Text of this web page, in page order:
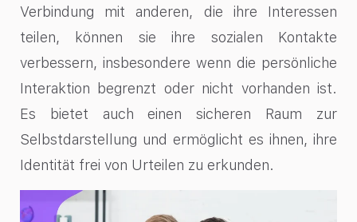
Verbindung mit anderen, die ihre Interessen
teilen, können sie ihre sozialen Kontakte
verbessern, insbesondere wenn die persönliche
Interaktion begrenzt oder nicht vorhanden ist.
Es bietet auch einen sicheren Raum zur
Selbstdarstellung und ermöglicht es ihnen, ihre
Identität frei von Urteilen zu erkunden.